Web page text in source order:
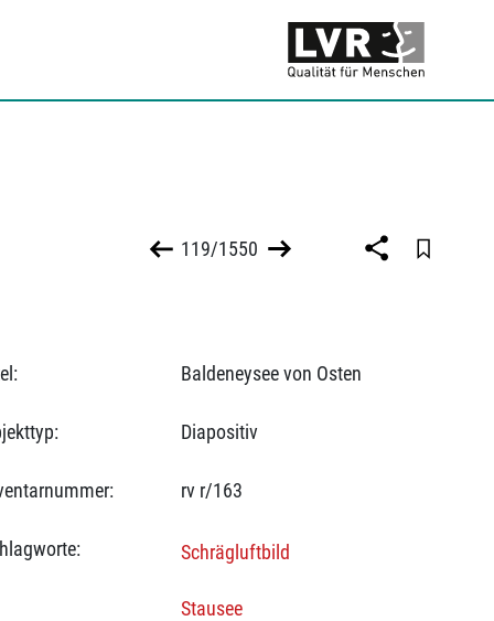
119/1550
Baldeneysee von Osten
Diapositiv
rv r/163
Schrägluftbild
Stausee